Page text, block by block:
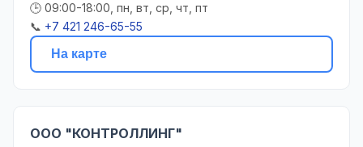
🕒 09:00-18:00, пн, вт, ср, чт, пт
📞 +7 421 246-65-55
На карте
ООО "КОНТРОЛЛИНГ"